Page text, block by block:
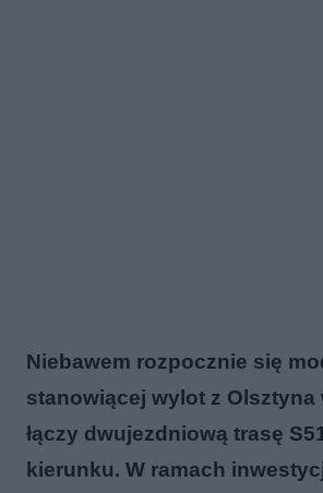
Niebawem rozpocznie się
stanowiącej wylot z Olsztyna
łączy dwujezdniową trasę
kierunku. W ramach